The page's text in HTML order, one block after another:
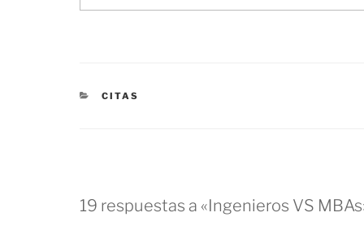
CATEGORÍAS
CITAS
19 respuestas a «Ingenieros VS